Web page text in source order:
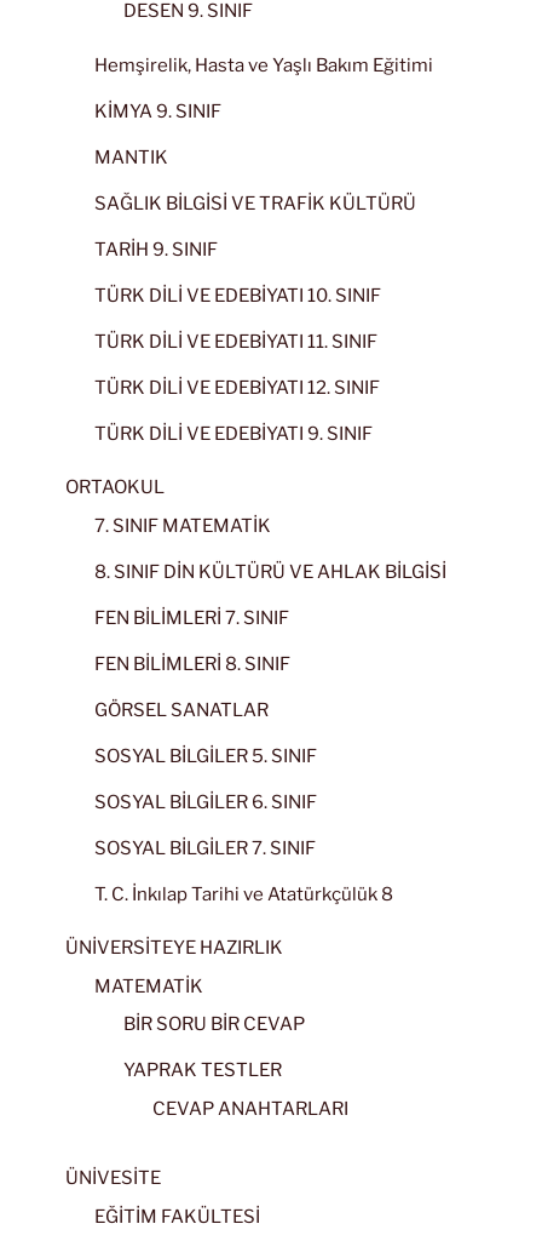
DESEN 9. SINIF
Hemşirelik, Hasta ve Yaşlı Bakım Eğitimi
KİMYA 9. SINIF
MANTIK
SAĞLIK BİLGİSİ VE TRAFİK KÜLTÜRÜ
TARİH 9. SINIF
TÜRK DİLİ VE EDEBİYATI 10. SINIF
TÜRK DİLİ VE EDEBİYATI 11. SINIF
TÜRK DİLİ VE EDEBİYATI 12. SINIF
TÜRK DİLİ VE EDEBİYATI 9. SINIF
ORTAOKUL
7. SINIF MATEMATİK
8. SINIF DİN KÜLTÜRÜ VE AHLAK BİLGİSİ
FEN BİLİMLERİ 7. SINIF
FEN BİLİMLERİ 8. SINIF
GÖRSEL SANATLAR
SOSYAL BİLGİLER 5. SINIF
SOSYAL BİLGİLER 6. SINIF
SOSYAL BİLGİLER 7. SINIF
T. C. İnkılap Tarihi ve Atatürkçülük 8
ÜNİVERSİTEYE HAZIRLIK
MATEMATİK
BİR SORU BİR CEVAP
YAPRAK TESTLER
CEVAP ANAHTARLARI
ÜNİVESİTE
EĞİTİM FAKÜLTESİ